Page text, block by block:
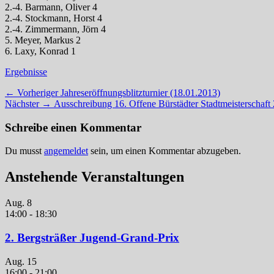
2.-4. Barmann, Oliver 4
2.-4. Stockmann, Horst 4
2.-4. Zimmermann, Jörn 4
5. Meyer, Markus 2
6. Laxy, Konrad 1
Kategorien
Ergebnisse
Beitragsnavigation
← Vorheriger Vorheriger
Beitrag:
Jahreseröffnungsblitzturnier (18.01.2013)
Nächster → Nächster
Ausschreibung 16. Offene Bürstädter Stadtmeisterschaft
Schreibe einen Kommentar
Du musst angemeldet sein, um einen Kommentar abzugeben.
Anstehende Veranstaltungen
Aug. 8
14:00 - 18:30
2. Bergsträßer Jugend-Grand-Prix
Aug. 15